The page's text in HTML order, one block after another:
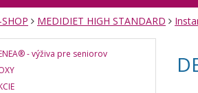
SHOP MEDIDIET HIGH STANDARD
- výživa pre seniorov